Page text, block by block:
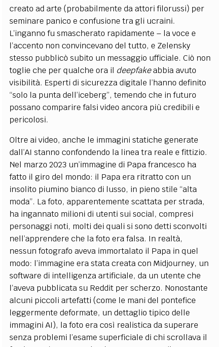
creato ad arte (probabilmente da attori filorussi) per
seminare panico e confusione tra gli ucraini​.
L’inganno fu smascherato rapidamente – la voce e
l’accento non convincevano del tutto, e Zelensky
stesso pubblicò subito un messaggio ufficiale. Ciò non
toglie che per qualche ora il deepfakeabbia avuto
visibilità. Esperti di sicurezza digitale l’hanno definito
“solo la punta dell’iceberg”​, temendo che in futuro
possano comparire falsi video ancora più credibili e
pericolosi.
Oltre ai video, anche le immagini statiche generate
dall’AI stanno confondendo la linea tra reale e fittizio.
Nel marzo 2023 un’immagine di Papa francesco ha
fatto il giro del mondo: il Papa era ritratto con un
insolito piumino bianco di lusso, in pieno stile “alta
moda”. La foto, apparentemente scattata per strada,
ha ingannato milioni di utenti sui social, compresi
personaggi noti, molti dei quali si sono detti sconvolti
nell’apprendere che la foto era falsa​. In realtà,
nessun fotografo aveva immortalato il Papa in quel
modo: l’immagine era stata creata con Midjourney, un
software di intelligenza artificiale, da un utente che
l’aveva pubblicata su Reddit per scherzo​. Nonostante
alcuni piccoli artefatti (come le mani del pontefice
leggermente deformate, un dettaglio tipico delle
immagini AI), la foto era così realistica da superare
senza problemi l’esame superficiale di chi scrollava il